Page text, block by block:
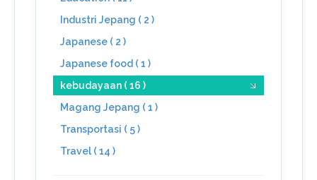
Industri Jepang ( 2 )
Japanese ( 2 )
Japanese food ( 1 )
kebudayaan ( 16 )
Magang Jepang ( 1 )
Transportasi ( 5 )
Travel ( 14 )